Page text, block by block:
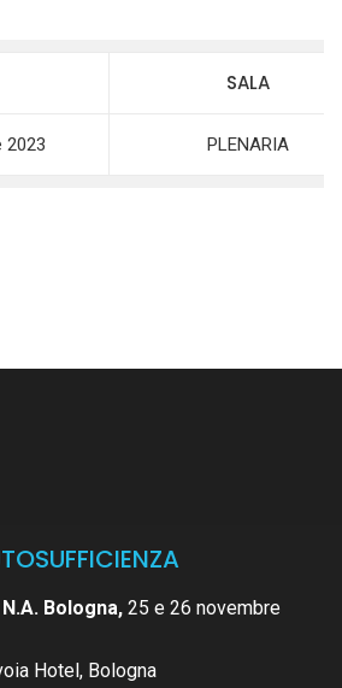
SALA
2023 PLENARIA
Bologna, 25 e 26 novembre
Hotel, Bologna